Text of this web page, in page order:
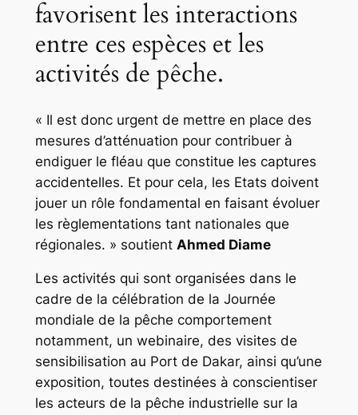
favorisent les interactions
entre ces espèces et les
activités de pêche.
« Il est donc urgent de mettre en place des
mesures d’atténuation pour contribuer à
endiguer le fléau que constitue les captures
accidentelles. Et pour cela, les Etats doivent
jouer un rôle fondamental en faisant évoluer
les règlementations tant nationales que
régionales. » soutient Ahmed Diame
Les activités qui sont organisées dans le
cadre de la célébration de la Journée
mondiale de la pêche comportement
notamment, un webinaire, des visites de
sensibilisation au Port de Dakar, ainsi qu’une
exposition, toutes destinées à conscientiser
les acteurs de la pêche industrielle sur la